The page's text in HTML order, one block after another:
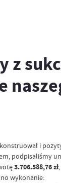
z
i
podpisaliśmy
3.706.588,76 zł
wykonanie: